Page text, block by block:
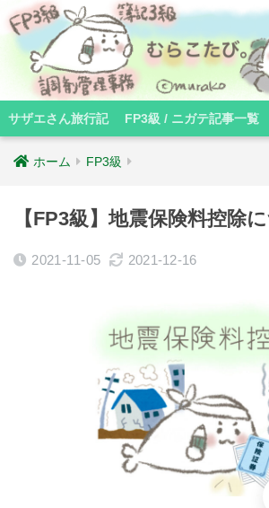
サザエさん旅行記 FP3級 / ニガテ記事一覧
ホーム FP3級
【FP3級】地震保険料控除
2021-11-05 2021-12-16